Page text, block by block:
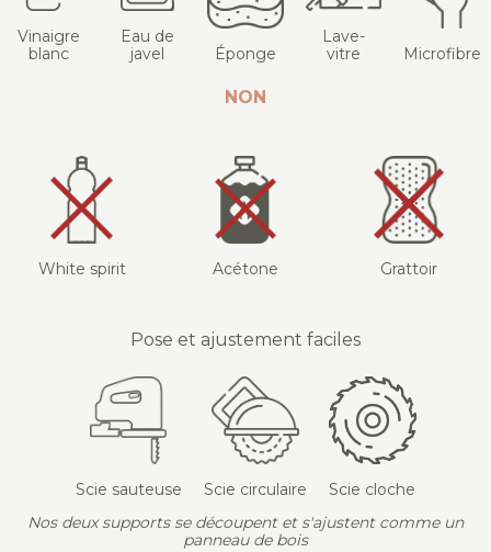
Vinaigre
blanc
Eau de
javel
Éponge
Lave-
vitre
Microfibre
NON
White spirit Acétone Grattoir
Pose et ajustement faciles
Scie sauteuse Scie circulaire
Scie cloche
Nos deux supports se découpent et s'ajustent comme un
panneau de bois